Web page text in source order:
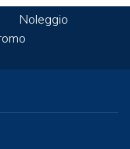
Noleggio